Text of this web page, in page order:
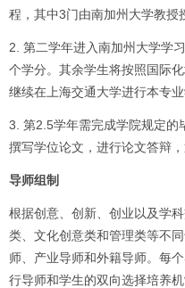
程，其中3门由南加州大学教授
2. 第二学年进入南加州大学学
个学分。其余学生将按照国际
继续在上海交通大学进行本专业
3. 第2.5学年需完成学院规定的
撰写学位论文，进行论文答辩
导师组制
根据创意、创新、创业以及学
类、文化创意类和管理类等不
师、产业导师和外籍导师。每
行导师和学生的双向选择培养机